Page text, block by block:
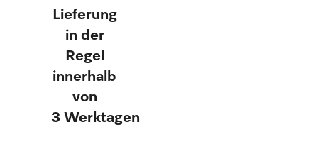
Lieferung
in der
Regel
innerhalb
von
3 Werktagen